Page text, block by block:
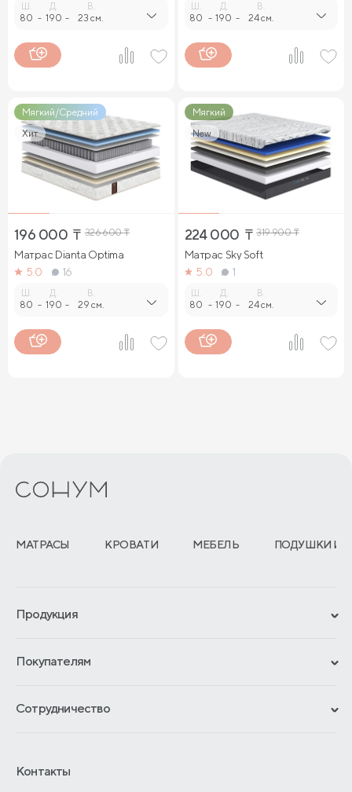
80 -
Д.
190 -
В.
23 см. 80 -
Д.
190 -
В.
24 см.
Мягкий/Средний
Хит
196 000 ₸ 326 600₸
Матрас Dianta Optima
5.0
16
80 -
Д.
190 -
В.
29 см.
Мягкий
New
224 000 ₸ 319 900₸
Матрас Sky Soft
5.0
1
80 -
Д.
190 -
В.
24 см.
МАТРАСЫ КРОВАТИ МЕБЕЛЬ ПОДУШКИ И
Продукция
Отзывы покупателей
Покупателям
Адреса магазинов
Сотрудничество
Отельерам
Контакты